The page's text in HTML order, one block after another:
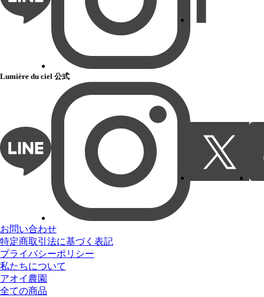
Lumière du ciel 公式
お問い合わせ
特定商取引法に基づく表記
プライバシーポリシー
私たちについて
アオイ農園
全ての商品